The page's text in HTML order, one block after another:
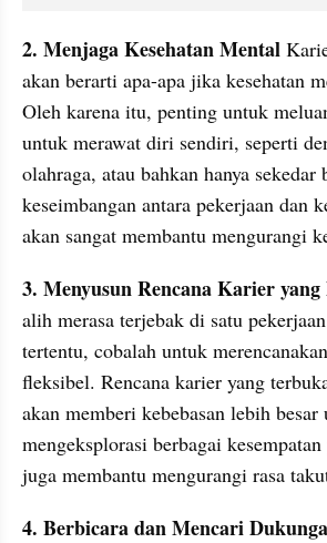
2. Menjaga Kesehatan Mental
akan berarti apa-apa jika kesehatan
Oleh karena itu, penting untuk
untuk merawat diri sendiri, seperti
olahraga, atau bahkan hanya
keseimbangan antara pekerjaan dan
akan sangat membantu mengurangi
3. Menyusun Rencana Karier
alih merasa terjebak di satu
tertentu, cobalah untuk
fleksibel. Rencana karier yang
akan memberi kebebasan lebih besar
mengeksplorasi berbagai
juga membantu mengurangi rasa
4. Berbicara dan Mencari